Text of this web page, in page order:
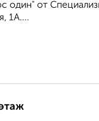
от
1А....